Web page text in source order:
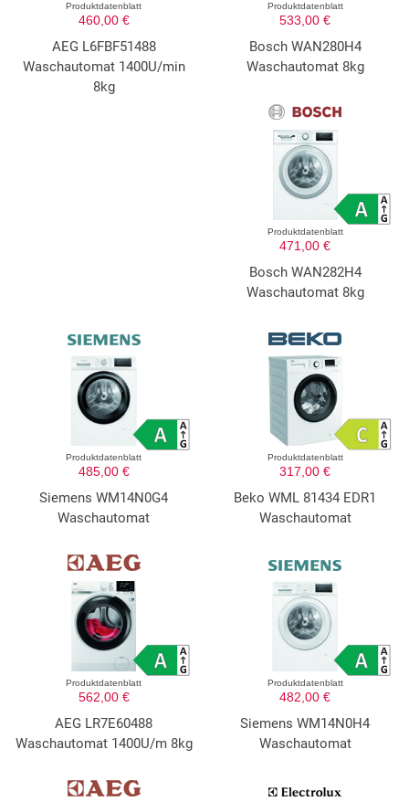
Produktdatenblatt
460,00 €
AEG L6FBF51488
Waschautomat 1400U/min
8kg
Produktdatenblatt
533,00 €
Bosch WAN280H4
Waschautomat 8kg
Produktdatenblatt
471,00 €
Bosch WAN282H4
Waschautomat 8kg
Produktdatenblatt
485,00 €
Siemens WM14N0G4
Waschautomat
Produktdatenblatt
317,00 €
Beko WML 81434 EDR1
Waschautomat
Produktdatenblatt
562,00 €
AEG LR7E60488
Waschautomat 1400U/m 8kg
Produktdatenblatt
482,00 €
Siemens WM14N0H4
Waschautomat